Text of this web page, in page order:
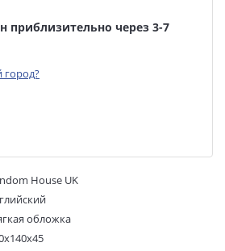
приблизительно через 3-7
город?
House UK
обложка